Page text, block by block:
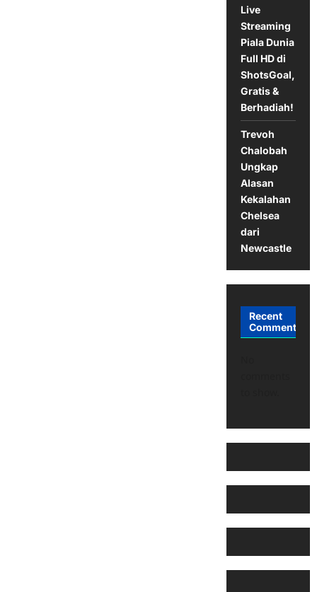
Live
Streaming
Piala Dunia
Full HD di
ShotsGoal,
Gratis &
Berhadiah!
Trevoh
Chalobah
Ungkap
Alasan
Kekalahan
Chelsea
dari
Newcastle
Recent
Comments